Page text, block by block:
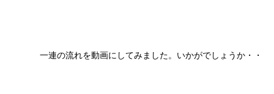
一連の流れを動画にしてみました。いかがでしょうか・・